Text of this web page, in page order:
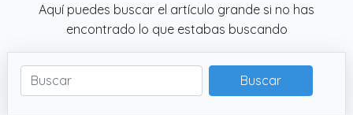
Aquí puedes buscar el artículo grande si no has
encontrado lo que estabas buscando
Buscar